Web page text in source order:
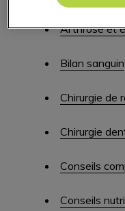
Arthrose et
Bilan sanguin
Chirurgie de
Chirurgie
Conseils
Conseils